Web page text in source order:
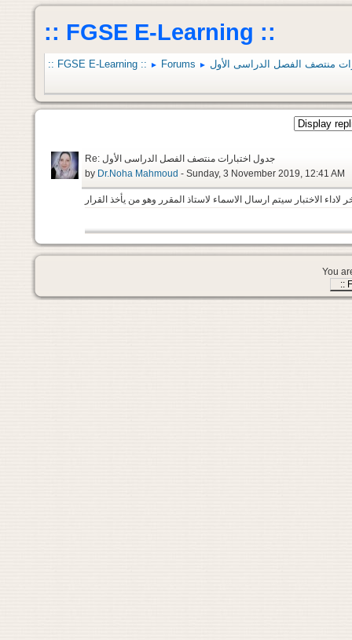
:: FGSE E-Learning ::
:: FGSE E-Learning :: ► Forums ►
Re: جدول اختبارات منتصف الفصل الدراسى الأول
by Dr.Noha Mahmoud - Sunday, 3 November 2019, 12:41 AM
لاداء الاختبار سيتم ارسال الاسماء لاستاذ المقرر وهو من يأخذ القرار
You
::